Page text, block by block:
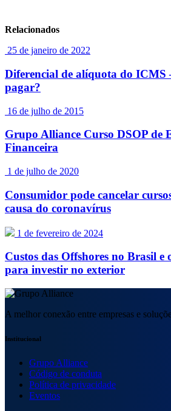
Relacionados
25 de janeiro de 2022
Diferencial de alíquota do ICMS
pagar?
16 de julho de 2015
Grupo Alliance Curso DSOP de
Financeira
1 de julho de 2020
Consumidor pode cancelar
causa do coronavírus
1 de fevereiro de 2024
Custos das Offshores no Brasil e
para investir no exterior
A melhor conexão entre empresas e
Institucional
Grupo Alliance
Código de conduta
Política de privacidade
Eventos